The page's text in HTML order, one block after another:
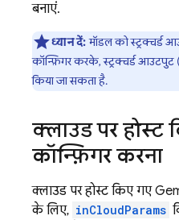
बनाएं.
ध्यान दें:मॉडल को स्ट्रक्चर्ड
कॉन्फ़िगर करके, स्ट्रक्चर्ड
किया जा सकता है.
क्लाउड पर होस्ट
कॉन्फ़िगर करना
क्लाउड पर होस्ट किए गए
के लिए, inCloudParams